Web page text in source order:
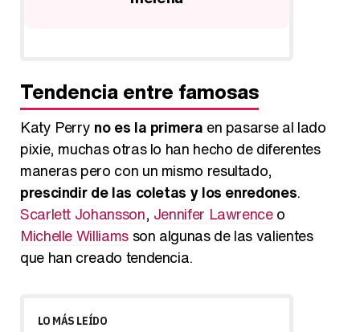
Tendencia entre famosas
Katy Perry no es la primera en pasarse al lado
pixie, muchas otras lo han hecho de diferentes
maneras pero con un mismo resultado,
prescindir de las coletas y los enredones.
Scarlett Johansson, Jennifer Lawrenceo
Michelle Williamsson algunas de las valientes
que han creado tendencia.
LO MÁS LEÍDO